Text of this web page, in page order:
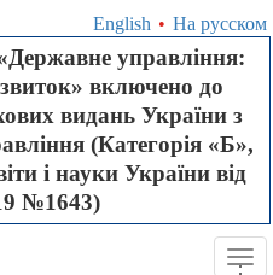
English • На русском
управління:
включено до
видань України з
(Категорія «Б»,
і науки України від
№1643)
..